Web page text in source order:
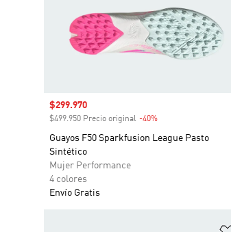
Precio de venta
$299.970
$499.950 Precio original -40%
Guayos F50 Sparkfusion League Pasto
Sintético
Mujer Performance
4 colores
Envío Gratis